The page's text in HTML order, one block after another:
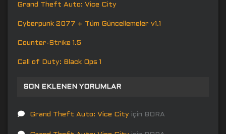
Grand Theft Auto: Vice City
Cyberpunk 2077 + Tüm Güncellemeler v1.1
Counter-Strike 1.5
Call of Duty: Black Ops 1
SON EKLENEN YORUMLAR
Grand Theft Auto: Vice City için BORA